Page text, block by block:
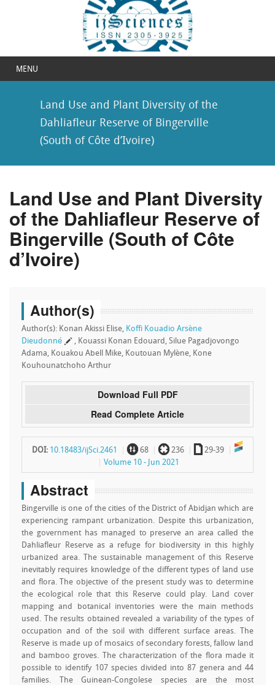
MENU
Land Use and Plant Diversity of the
Dahliafleur Reserve of Bingerville
(South of Côte d’Ivoire)
Land Use and Plant Diversity
of the Dahliafleur Reserve of
Bingerville (South of Côte
d’Ivoire)
Author(s)
Author(s): Konan Akissi Elise, Koffi Kouadio Arsène
Dieudonné
, Kouassi Konan Edouard, Silue Pagadjovongo
Adama, Kouakou Abell Mike, Koutouan Mylène, Kone
Kouhounatchoho Arthur
Download Full PDF
Read Complete Article
DOI: 10.18483/ijSci.2461 ~ 68 ` 236 a 29-39
Volume 10 - Jun 2021
Abstract
Bingerville is one of the cities of the District of Abidjan which are
experiencing rampant urbanization. Despite this urbanization,
the government has managed to preserve an area called the
Dahliafleur Reserve as a refuge for biodiversity in this highly
urbanized area. The sustainable management of this Reserve
inevitably requires knowledge of the different types of land use
and flora. The objective of the present study was to determine
the ecological role that this Reserve could play. Land cover
mapping and botanical inventories were the main methods
used. The results obtained revealed a variability of the types of
occupation and of the soil with different surface areas. The
Reserve is made up of mosaics of secondary forests, fallow land
and bamboo groves. The characterization of the flora made it
possible to identify 107 species divided into 87 genera and 44
families. The Guinean-Congolese species are the most